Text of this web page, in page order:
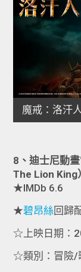
8、迪士尼動
The Lion King
★IMDb 6.6
★碧昂絲回歸
☆上映日期：
☆類別：冒險/